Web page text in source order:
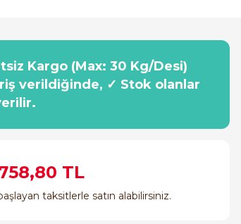
Kargo (Max: 30 Kg/Desi)
verildiğinde, ✓ Stok olanlar
TL
taksitlerle satın alabilirsiniz.